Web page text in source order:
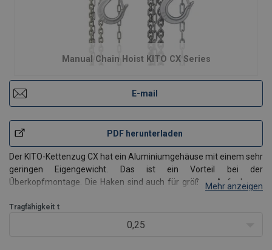
Manual Chain Hoist KITO CX Series
E-mail
PDF herunterladen
Der KITO-Kettenzug CX hat ein Aluminiumgehäuse mit einem sehr
geringen Eigengewicht. Das ist ein Vorteil bei der
Überkopfmontage. Die Haken sind auch für größere Aufnahmen
Maximum an Hub. Versenkte Schrauben am Gehäuse reduzieren
Mehr anzeigen
Tragfähigkeit t
0,25